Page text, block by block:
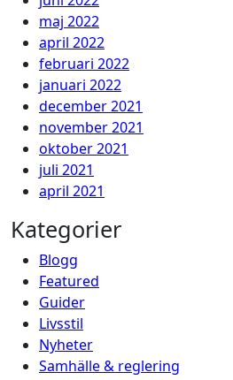
maj 2022
april 2022
februari 2022
januari 2022
december 2021
november 2021
oktober 2021
juli 2021
april 2021
Kategorier
Blogg
Featured
Guider
Livsstil
Nyheter
Samhälle & reglering